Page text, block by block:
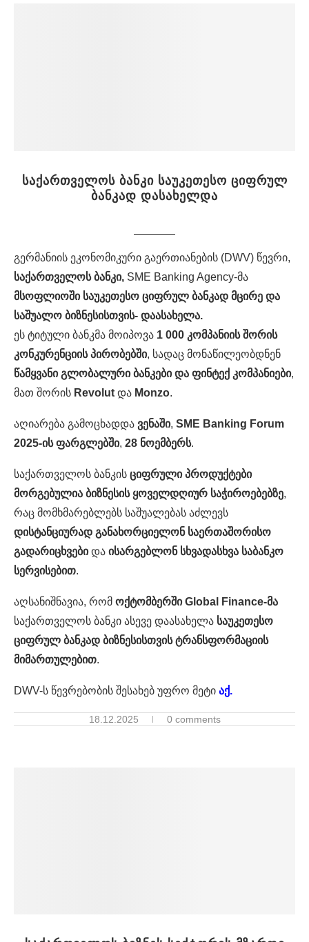
საქართველოს ბანკი საუკეთესო ციფრულ
ბანკად დასახელდა
გერმანიის ეკონომიკური გაერთიანების (DWV) წევრი,
საქართველოსბანკი, SME Banking Agency-მა
მსოფლიოში საუკეთესო ციფრულ ბანკად მცირე და
საშუალო ბიზნესისთვის- დაასახელა.
ეს ტიტული ბანკმა მოიპოვა 1 000 კომპანიისშორის
კონკურენციისპირობებში, სადაც მონაწილეობდნენ
წამყვანიგლობალურიბანკებიდა ფინტექ კომპანიები,
მათ შორის Revolut და Monzo.
აღიარება გამოცხადდა ვენაში, SME Banking Forum
2025-ისფარგლებში, 28 ნოემბერს.
საქართველოს ბანკის ციფრულიპროდუქტები
მორგებულია ბიზნესის ყოველდღიურ საჭიროებებზე,
რაც მომხმარებლებს საშუალებას აძლევს
დისტანციურად განახორციელონ საერთაშორისო
გადარიცხვებიდა ისარგებლონ სხვადასხვა საბანკო
სერვისებით.
აღსანიშნავია, რომ ოქტომბერში Global Finance-მა
საქართველოს ბანკი ასევე დაასახელა საუკეთესო
ციფრულ ბანკად ბიზნესისთვისტრანსფორმაციის
მიმართულებით.
DWV-ს წევრებობის შესახებ უფრო მეტი აქ.
18.12.2025 0 comments